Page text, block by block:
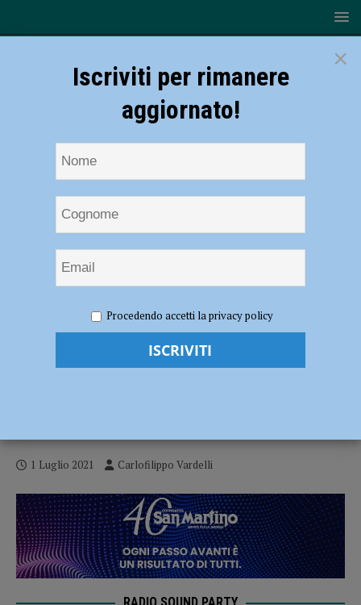
Team Pink, Vittoria Grassi e Arianna Giordani protagoniste a San
Francesco al Campo
VO2 Team Pink, Vittoria Grassi e Arianna
1 Luglio 2021 Carlofilippo Vardelli
RADIO SOUND PARTY
×
Iscriviti per rimanere
aggiornato!
Procedendo accetti la privacy policy